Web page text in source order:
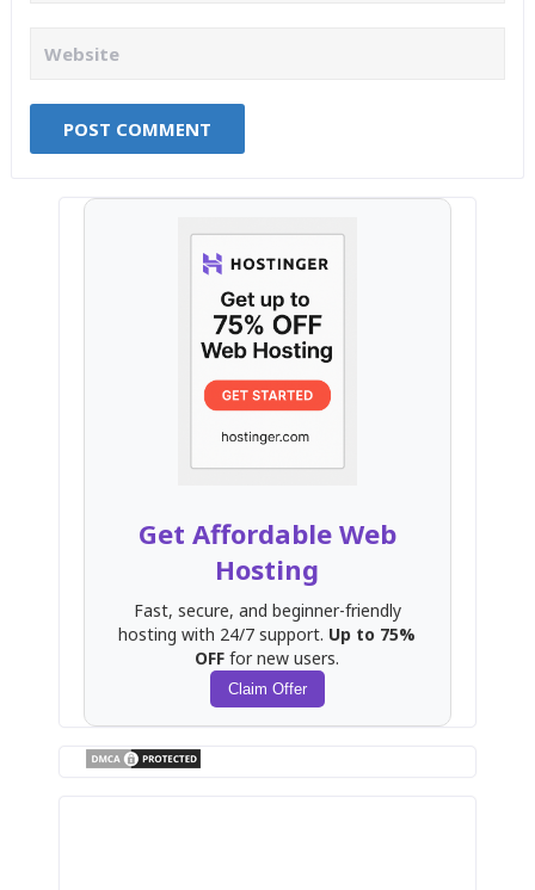
Get Affordable Web
Hosting
Fast, secure, and beginner-friendly
hosting with 24/7 support. Up to 75%
OFF for new users.
Claim Offer